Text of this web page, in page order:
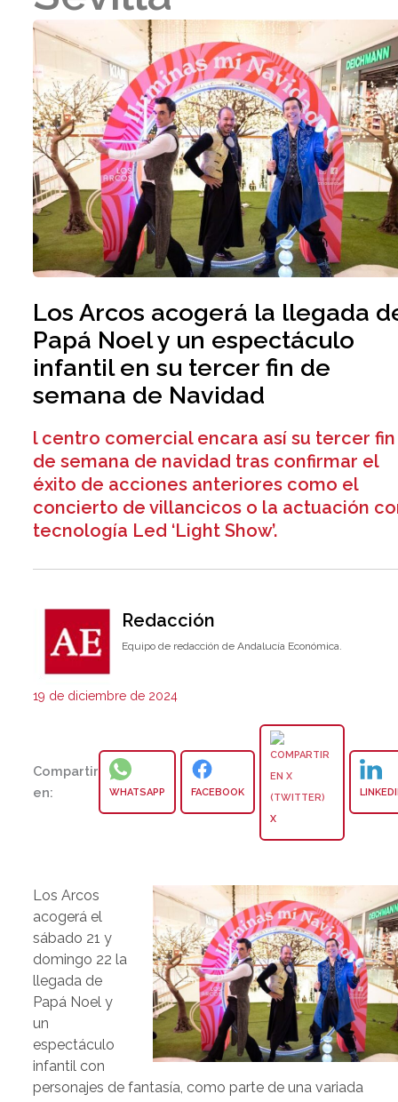
Los Arcos acogerá la llegada
Papá Noel y un espectáculo
infantil en su tercer fin de
semana de Navidad
l centro comercial encara así su tercer fin
de semana de navidad tras confirmar el
éxito de acciones anteriores como el
concierto de villancicos o la actuación
tecnología Led ‘Light Show’.
Redacción
Equipo de redacción de Andalucía Económica.
19 de diciembre de 2024
Compartir
en:
WHATSAPP FACEBOOK
X
Los Arcos
acogerá el
sábado 21 y
domingo 22 la
llegada de
Papá Noel y
un
espectáculo
infantil con
personajes de fantasía, como parte de una variada